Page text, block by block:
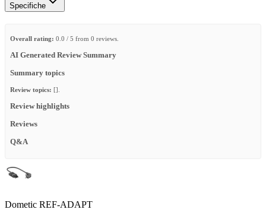
Specifiche
Overall rating: 0.0 / 5 from 0 reviews.
AI Generated Review Summary
Summary topics
Review topics: [].
Review highlights
Reviews
Q&A
Dometic REF-ADAPT